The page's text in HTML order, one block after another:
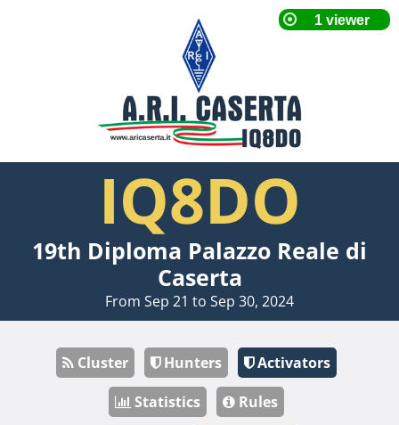
IQ8DO
19th Diploma Palazzo Reale di
Caserta
From Sep 21 to Sep 30, 2024
Cluster Hunters
Activators
Statistics
Rules